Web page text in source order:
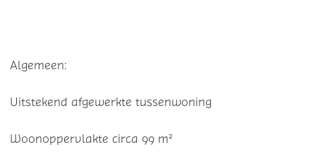
Algemeen:
Uitstekend afgewerkte tussenwoning
Woonoppervlakte circa 99 m²